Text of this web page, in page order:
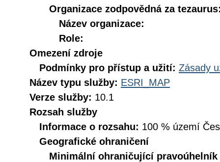
Organizace zodpovědná za
Název organizace:
Role:
Omezení zdroje
Podmínky pro přístup a užití: Zásady
Název typu služby: ESRI_MAP
Verze služby: 10.1
Rozsah služby
Informace o rozsahu: 100 % území
Geografické ohraničení
Minimální ohraničující pravoúhelník